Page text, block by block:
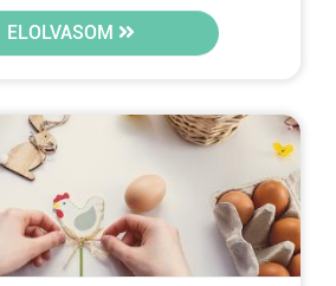
ELOLVASOM